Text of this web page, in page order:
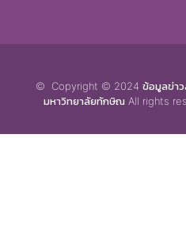
© Copyright © 2024 ข้อมูลข่าว
มหาวิทยาลัยทักษิณ All rights